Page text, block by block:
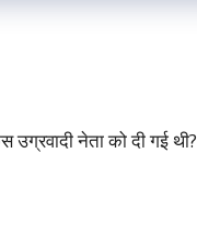
नेता को दी गई थी?